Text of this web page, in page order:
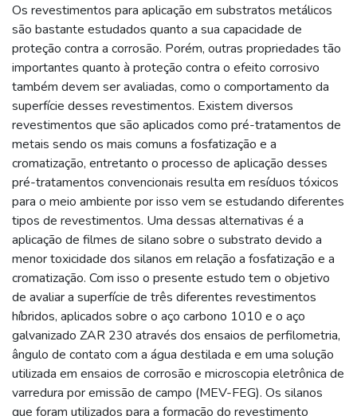
Os revestimentos para aplicação em substratos metálicos
são bastante estudados quanto a sua capacidade de
proteção contra a corrosão. Porém, outras propriedades tão
importantes quanto à proteção contra o efeito corrosivo
também devem ser avaliadas, como o comportamento da
superfície desses revestimentos. Existem diversos
revestimentos que são aplicados como pré-tratamentos de
metais sendo os mais comuns a fosfatização e a
cromatização, entretanto o processo de aplicação desses
pré-tratamentos convencionais resulta em resíduos tóxicos
para o meio ambiente por isso vem se estudando diferentes
tipos de revestimentos. Uma dessas alternativas é a
aplicação de filmes de silano sobre o substrato devido a
menor toxicidade dos silanos em relação a fosfatização e a
cromatização. Com isso o presente estudo tem o objetivo
de avaliar a superfície de três diferentes revestimentos
híbridos, aplicados sobre o aço carbono 1010 e o aço
galvanizado ZAR 230 através dos ensaios de perfilometria,
ângulo de contato com a água destilada e em uma solução
utilizada em ensaios de corrosão e microscopia eletrônica de
varredura por emissão de campo (MEV-FEG). Os silanos
que foram utilizados para a formação do revestimento